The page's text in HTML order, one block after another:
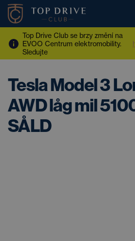
Top Drive Club se brzy změní na
EVOO Centrum elektromobility.
Sledujte
Tesla Model 3
AWD låg mil
SÅLD